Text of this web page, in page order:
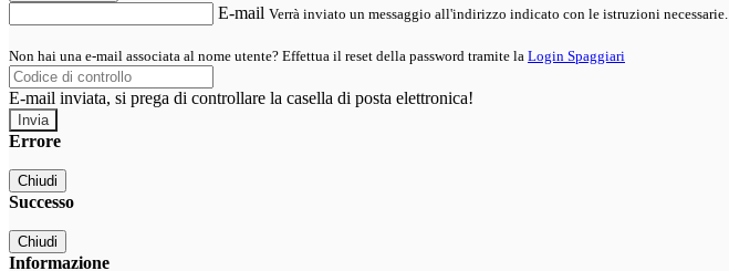
E-mail Verrà inviato un messaggio all'indirizzo indicato con le istruzioni necessarie.
Non hai una e-mail associata al nome utente? Effettua il reset della password tramite la Login Spaggiari
E-mail inviata, si prega di controllare la casella di posta elettronica!
Errore
Chiudi
Successo
Chiudi
Informazione